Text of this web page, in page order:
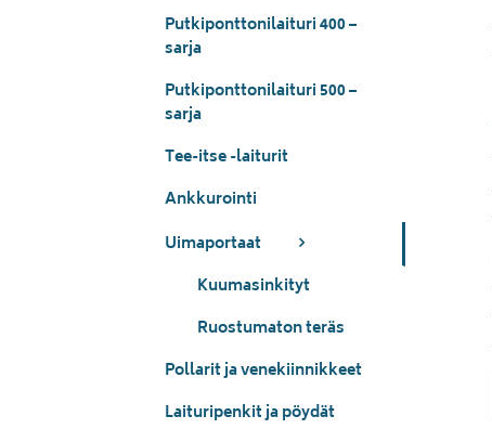
Putkiponttonilaituri 400 –
sarja
Putkiponttonilaituri 500 –
sarja
Tee-itse -laiturit
Ankkurointi
Uimaportaat
Kuumasinkityt
Ruostumaton teräs
Pollarit ja venekiinnikkeet
Laituripenkit ja pöydät